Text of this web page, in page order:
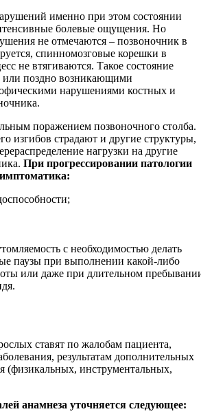
именно при этом состоянии
болевые ощущения. Но
не отмечаются – позвоночник в
спинномозговые корешки в
не втягиваются. Такое состояние
или поздно возникающими
нарушениями костных и
поражением позвоночного столба.
изгибов страдают и другие структуры,
нагрузки на другие
При прогрессировании патологии
с необходимостью делать
паузы при выполнении какой-либо
или даже при длительном
ставят по жалобам пациента,
результатам дополнительных
(физикальных, инструментальных,
анамнеза уточняется следующее: